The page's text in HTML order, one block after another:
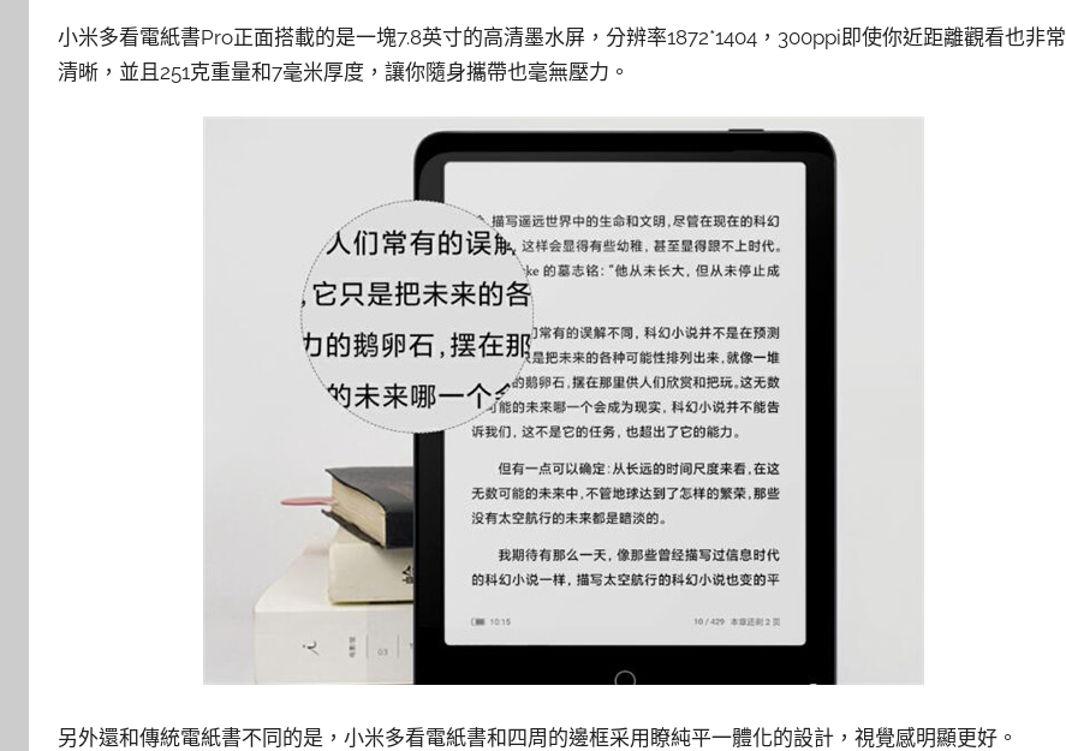
小米多看電紙書Pro正面搭載的是一塊7.8英寸的高清墨水屏，分辨率1872*1404，300ppi即使你近距離觀看也非常
清晰，並且251克重量和7毫米厚度，讓你隨身攜帶也毫無壓力。
另外還和傳統電紙書不同的是，小米多看電紙書和四周的邊框采用瞭純平一體化的設計，視覺感明顯更好。